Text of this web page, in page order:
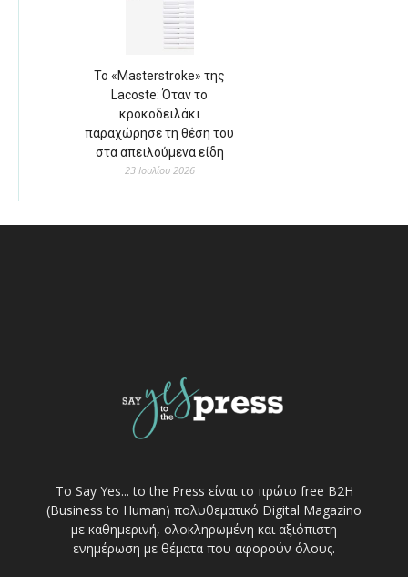
Το «Masterstroke» της
Lacoste: Όταν το
κροκοδειλάκι
παραχώρησε τη θέση του
στα απειλούμενα είδη
23 Ιουλίου 2026
Το Say Yes... to the Press είναι το πρώτο free Β2Η
(Business to Human) πολυθεματικό Digital Magazino
με καθημερινή, ολοκληρωμένη και αξιόπιστη
ενημέρωση με θέματα που αφορούν όλους.